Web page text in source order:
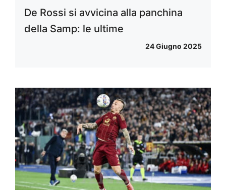
De Rossi si avvicina alla panchina
della Samp: le ultime
24 Giugno 2025